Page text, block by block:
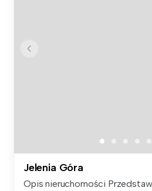
Jelenia Góra
Opis nieruchomości